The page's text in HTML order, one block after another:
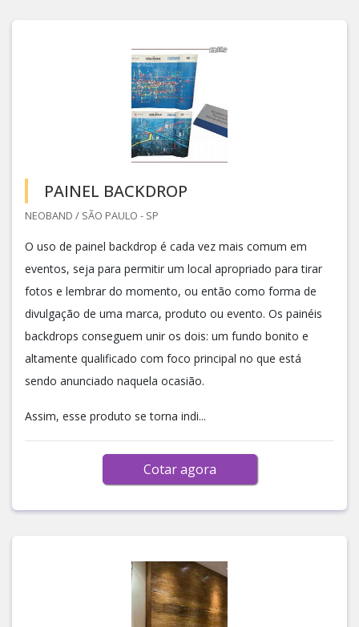
PAINEL BACKDROP
NEOBAND / SÃO PAULO - SP
O uso de painel backdrop é cada vez mais comum em
eventos, seja para permitir um local apropriado para tirar
fotos e lembrar do momento, ou então como forma de
divulgação de uma marca, produto ou evento. Os painéis
backdrops conseguem unir os dois: um fundo bonito e
altamente qualificado com foco principal no que está
sendo anunciado naquela ocasião.
Assim, esse produto se torna indi...
Cotar agora